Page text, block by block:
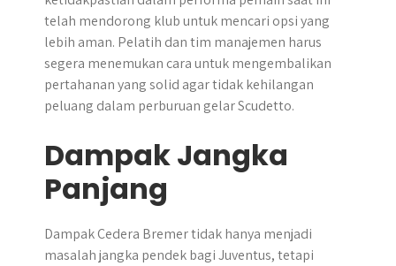
telah mendorong klub untuk mencari opsi yang
lebih aman. Pelatih dan tim manajemen harus
segera menemukan cara untuk mengembalikan
pertahanan yang solid agar tidak kehilangan
peluang dalam perburuan gelar Scudetto.
Dampak Jangka
Panjang
​Dampak Cedera Bremer tidak hanya menjadi
masalah jangka pendek bagi Juventus, tetapi